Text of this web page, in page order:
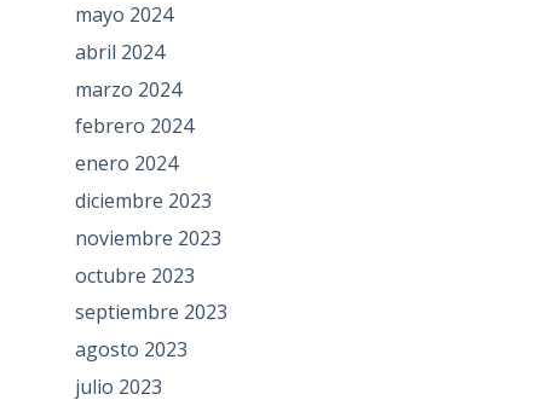
mayo 2024
abril 2024
marzo 2024
febrero 2024
enero 2024
diciembre 2023
noviembre 2023
octubre 2023
septiembre 2023
agosto 2023
julio 2023